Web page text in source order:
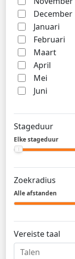
December
Januari
Februari
Maart
April
Mei
Juni
Stageduur
Elke stageduur
Zoekradius
Alle afstanden
Vereiste taal